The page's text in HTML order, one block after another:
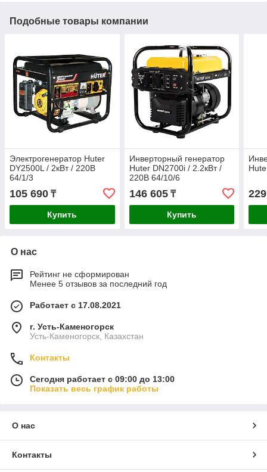
Подобные товары компании
Электрогенератор Huter
DY2500L / 2кВт / 220В
64/1/3
105 690 ₸
Купить
Инверторный генератор
Huter DN2700i / 2.2кВт /
220В 64/10/6
146 605₸
Купить
О нас
Рейтинг не сформирован
Менее 5 отзывов за последний год
Работает с 17.08.2021
г. Усть-Каменогорск
Усть-Каменогорск, Казахстан
Контакты
Сегодня работает с 09:00 до 13:00
Показать весь график работы
О нас
Контакты